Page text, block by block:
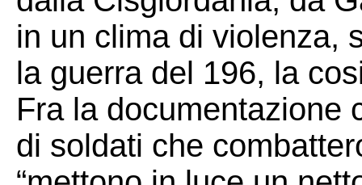
in un clima di violenza,
la guerra del 196, la
Fra la documentazione
di soldati che